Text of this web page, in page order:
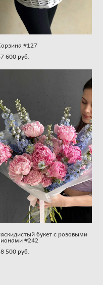
#127
600 pуб.
букет с розовыми
#242
500 pуб.